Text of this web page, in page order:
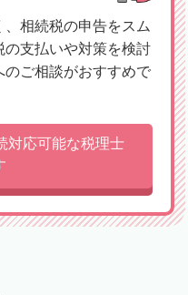
相続税の申告をスム
の支払いや対策を検討
のご相談がおすすめで
対応可能な税理士